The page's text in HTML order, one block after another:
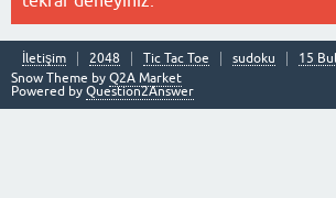
İletişim 2048 Tic Tac Toe sudoku
15
Snow Theme by Q2A Market
Powered by Question2Answer